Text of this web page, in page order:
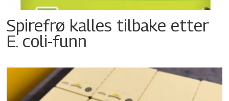
Spirefrø kalles tilbake etter
E. coli-funn